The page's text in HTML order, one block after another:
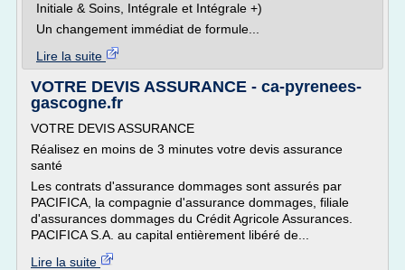
Initiale & Soins, Intégrale et Intégrale +)
Un changement immédiat de formule...
Lire la suite
VOTRE DEVIS ASSURANCE - ca-pyrenees-
gascogne.fr
VOTRE DEVIS ASSURANCE
Réalisez en moins de 3 minutes votre devis assurance
santé
Les contrats d'assurance dommages sont assurés par
PACIFICA, la compagnie d'assurance dommages, filiale
d'assurances dommages du Crédit Agricole Assurances.
PACIFICA S.A. au capital entièrement libéré de...
Lire la suite